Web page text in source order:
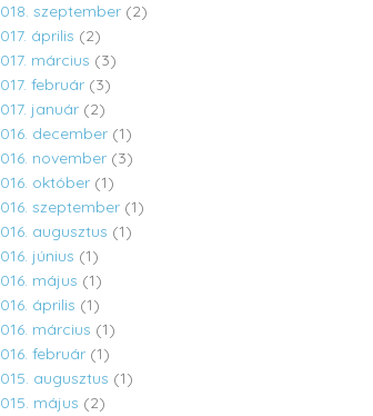
szeptember(2)
április (2)
március (3)
február(3)
január(2)
december(1)
november(3)
október(1)
szeptember(1)
augusztus (1)
június (1)
május (1)
április (1)
március (1)
február(1)
augusztus (1)
május (2)